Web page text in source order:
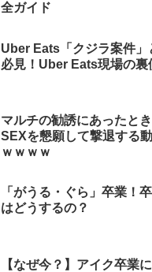
全ガイド
Uber Eats「クジラ案件」
必見！Uber Eats現場の裏
マルチの勧誘にあったと
SEXを懇願して撃退する
ｗｗｗｗ
「がうる・ぐら」卒業！
はどうするの？
【なぜ今？】アイク卒業